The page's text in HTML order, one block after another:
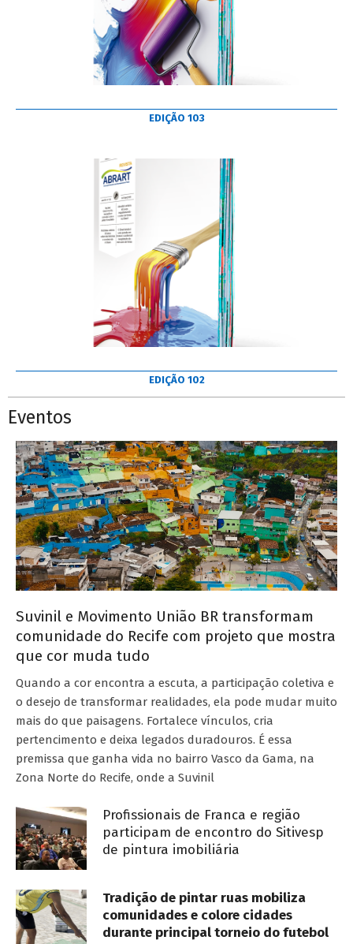
EDIÇÃO 103
EDIÇÃO 102
Eventos
Suvinil e Movimento União BR transformam
comunidade do Recife com projeto que mostra
que cor muda tudo
Quando a cor encontra a escuta, a participação coletiva e
o desejo de transformar realidades, ela pode mudar muito
mais do que paisagens. Fortalece vínculos, cria
pertencimento e deixa legados duradouros. É essa
premissa que ganha vida no bairro Vasco da Gama, na
Zona Norte do Recife, onde a Suvinil
Profissionais de Franca e região
participam de encontro do Sitivesp
de pintura imobiliária
Tradição de pintar ruas mobiliza
comunidades e colore cidades
durante principal torneio do futebol